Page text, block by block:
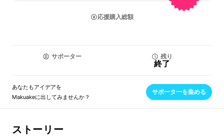
応援購入総額
サポーター 残り
終了
あなたもアイデアを
Makuakeに出してみませんか？
サポーターを集める
ストーリー